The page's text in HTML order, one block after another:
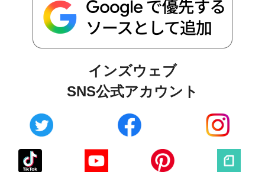
インズウェブ
SNS公式アカウント